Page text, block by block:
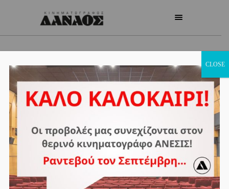
CLOSE